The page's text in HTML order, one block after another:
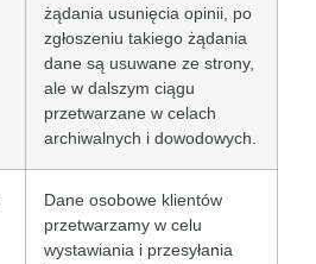
żądania usunięcia opinii, po
zgłoszeniu takiego żądania
dane są usuwane ze strony,
ale w dalszym ciągu
przetwarzane w celach
archiwalnych i dowodowych.
Dane osobowe klientów
przetwarzamy w celu
wystawiania i przesyłania